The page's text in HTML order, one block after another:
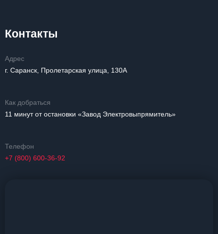
Контакты
Адрес
г. Саранск, Пролетарская улица, 130А
Как добраться
11 минут от остановки «Завод Электровыпрямитель»
Телефон
+7 (800) 600-36-92